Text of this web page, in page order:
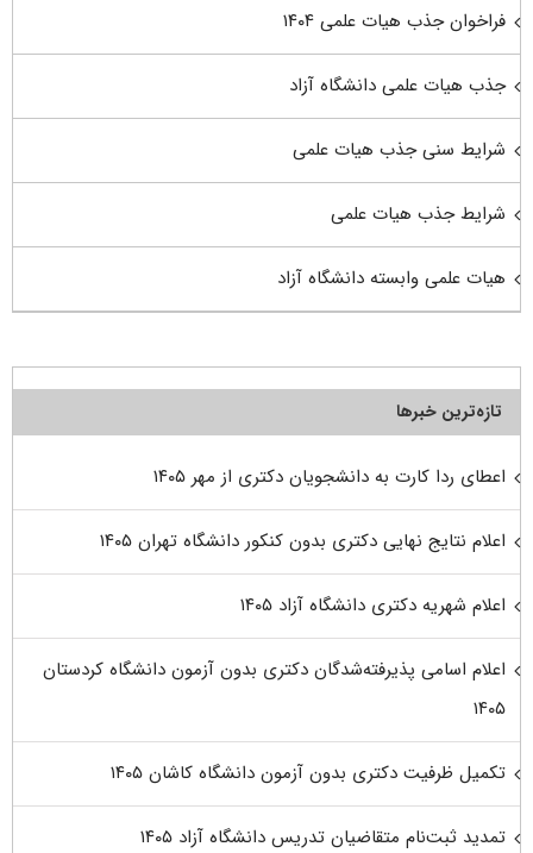
فراخوان جذب هیات علمی ۱۴۰۴
جذب هیات علمی دانشگاه آزاد
شرایط سنی جذب هیات علمی
شرایط جذب هیات علمی
هیات علمی وابسته دانشگاه آزاد
تازه‌ترین خبرها
اعطای ردا کارت به دانشجویان دکتری از مهر ۱۴۰۵
اعلام نتایج نهایی دکتری بدون کنکور دانشگاه تهران ۱۴۰۵
اعلام شهریه دکتری دانشگاه آزاد ۱۴۰۵
اعلام اسامی پذیرفته‌شدگان دکتری بدون آزمون دانشگاه کردستان
۱۴۰۵
تکمیل ظرفیت دکتری بدون آزمون دانشگاه کاشان ۱۴۰۵
تمدید ثبت‌نام متقاضیان تدریس دانشگاه آزاد ۱۴۰۵